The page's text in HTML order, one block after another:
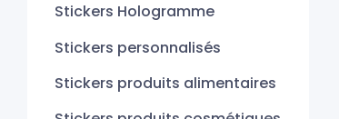
Stickers Hologramme
Stickers personnalisés
Stickers produits alimentaires